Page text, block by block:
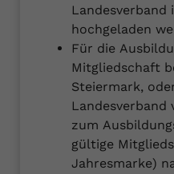
Landesverband
hochgeladen
Für die
Mitgliedschaft
Steiermark,
Landesverband
zum
gültige
Jahresmarke)